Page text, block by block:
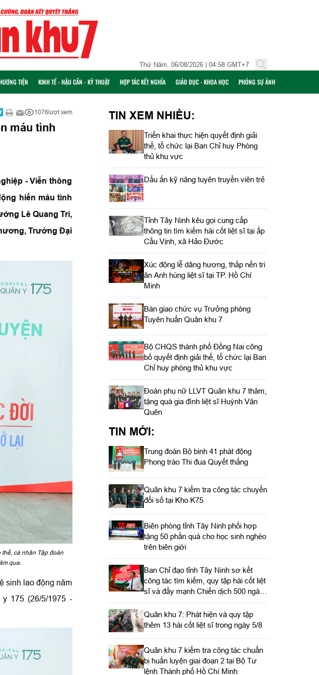
Thứ Năm, 06/08/2026 | 04:58 GMT+7
TIỆN KINH TẾ - HẬU CẦN - KỸ THUẬT HỢP TÁC KẾT NGHĨA GIÁO DỤC - KHOA HỌC PHÓNG SỰ ẢNH
1076lượt xem
máu tình
- Viễn thông
hiến máu tình
Lê Quang Trí,
Trưởng Đại
cá nhân Tập đoàn
qua.
sinh lao động năm
175 (26/5/1975 -
TIN XEM NHIỀU:
Triển khai thực hiện quyết định giải
thể, tổ chức lại Ban Chỉ huy Phòng
thủ khu vực
Dấu ấn kỹ năng tuyên truyền viên trẻ
Tỉnh Tây Ninh kêu gọi cung cấp
thông tin tìm kiếm hài cốt liệt sĩ tại ấp
Cầu Vịnh, xã Hảo Đước
Xúc động lễ dâng hương, thắp nến tri
ân Anh hùng liệt sĩ tại TP. Hồ Chí
Minh
Bàn giao chức vụ Trưởng phòng
Tuyên huấn Quân khu 7
Bộ CHQS thành phố Đồng Nai công
bố quyết định giải thể, tổ chức lại Ban
Chỉ huy phòng thủ khu vực
Đoàn phụ nữ LLVT Quân khu 7 thăm,
tặng quà gia đình liệt sĩ Huỳnh Văn
Quên
TIN MỚI:
Trung đoàn Bộ binh 41 phát động
Phong trào Thi đua Quyết thắng
Quân khu 7 kiểm tra công tác chuyển
đổi số tại Kho K75
Biên phòng tỉnh Tây Ninh phối hợp
tặng 50 phần quà cho học sinh nghèo
trên biên giới
Ban Chỉ đạo tỉnh Tây Ninh sơ kết
công tác tìm kiếm, quy tập hài cốt liệt
sĩ và đẩy mạnh Chiến dịch 500 ngày
đêm
Quân khu 7: Phát hiện và quy tập
thêm 13 hài cốt liệt sĩ trong ngày 5/8
Quân khu 7 kiểm tra công tác chuẩn
bị huấn luyện giai đoạn 2 tại Bộ Tư
lệnh Thành phố Hồ Chí Minh